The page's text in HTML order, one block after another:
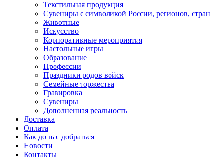
Текстильная продукция
Сувениры с символикой России, регионов, стран
Животные
Искусство
Корпоративные мероприятия
Настольные игры
Образование
Профессии
Праздники родов войск
Семейные торжества
Гравировка
Сувениры
Дополненная реальность
Доставка
Оплата
Как до нас добраться
Новости
Контакты